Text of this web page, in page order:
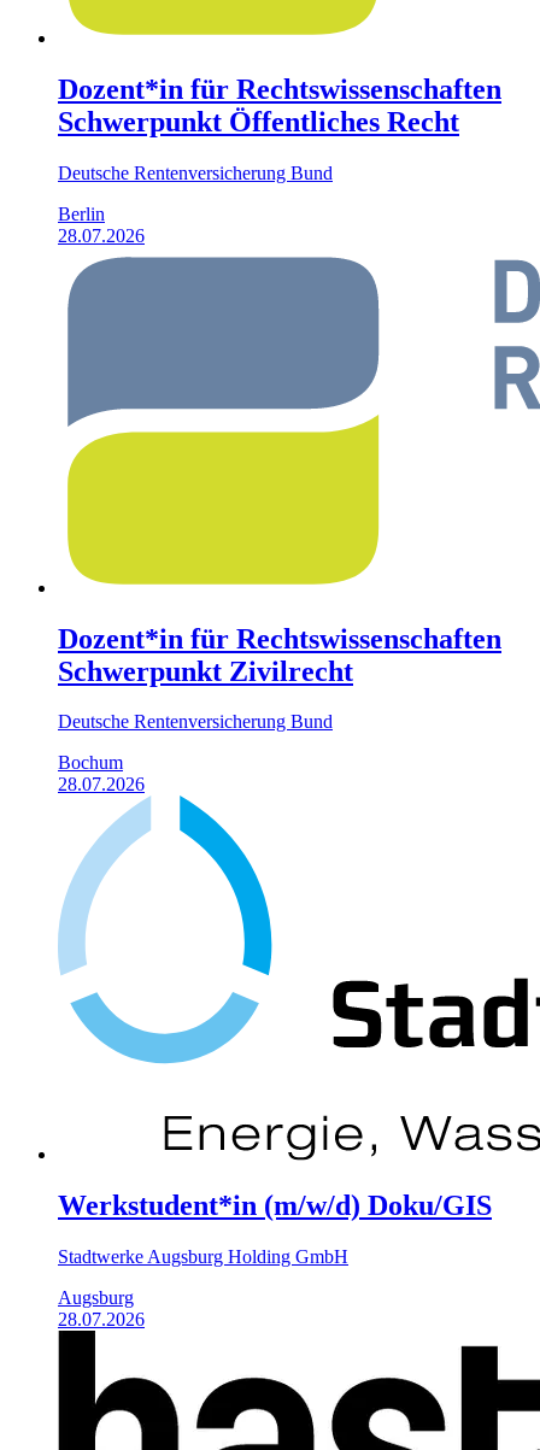
Dozent*in für Rechtswissenschaften
Schwerpunkt Öffentliches Recht
Deutsche Rentenversicherung Bund
Berlin
28.07.2026
Dozent*in für Rechtswissenschaften
Schwerpunkt Zivilrecht
Deutsche Rentenversicherung Bund
Bochum
28.07.2026
Werkstudent*in (m/w/d) Doku/GIS
Stadtwerke Augsburg Holding GmbH
Augsburg
28.07.2026